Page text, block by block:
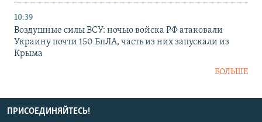
10:39
Воздушные силы ВСУ: ночью войска РФ атаковали
Украину почти 150 БпЛА, часть из них запускали из
Крыма
БОЛЬШЕ
ПРИСОЕДИНЯЙТЕСЬ!